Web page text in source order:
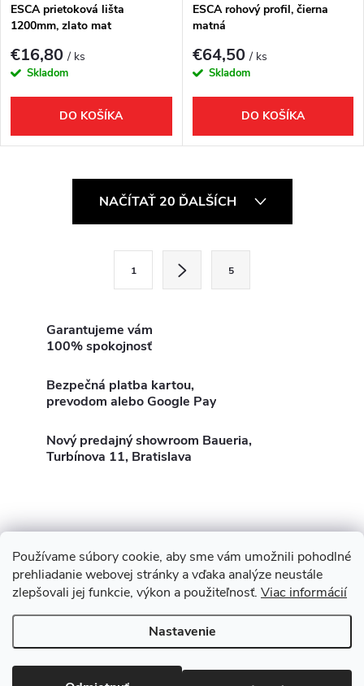
Používame súbory cookie, aby sme vám umožnili pohodlné
prehliadanie webovej stránky a vďaka analýze neustále
zlepšovali jej funkcie, výkon a použiteľnosť. Viac informácií
Nastavenie
ESCA prietoková lišta
1200mm, zlato mat
€16,80/ ks
Skladom
DO KOŠÍKA
ESCA rohový profil, čierna
matná
€64,50/ ks
Skladom
DO KOŠÍKA
r
v
k
y
v
NAČÍTAŤ 20 ĎALŠÍCH
1 5
Garantujeme vám
100% spokojnosť
Bezpečná platba kartou,
prevodom alebo Google Pay
Nový predajný showroom Baueria,
Turbínova 11, Bratislava
Z
á
p
Showroom Turbínova 11 Rekonštrukcie
Stavby
3D Vizualizácia zdarma
O nás Obhliadka zdarma
Copyright 2026Baueria. Všetky práva vyhradené.Upraviť nastavenie
cookies